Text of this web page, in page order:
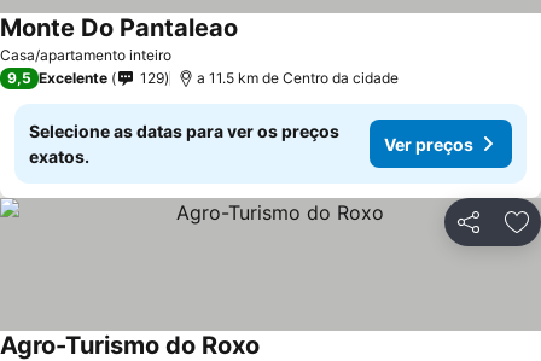
Casa/apartamento inteiro
Monte Do Pantaleao
9,5 Excelente 129 a 11.5 km de Centro da cidade
Selecione as datas para ver os preços
exatos.
Ver preços
Partilhar
Agro-Turismo do Roxo